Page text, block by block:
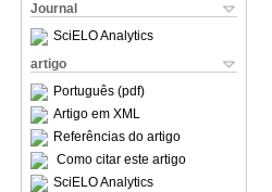
Journal
SciELO Analytics
artigo
Português (pdf)
Artigo em XML
Referências do artigo
Como citar este artigo
SciELO Analytics